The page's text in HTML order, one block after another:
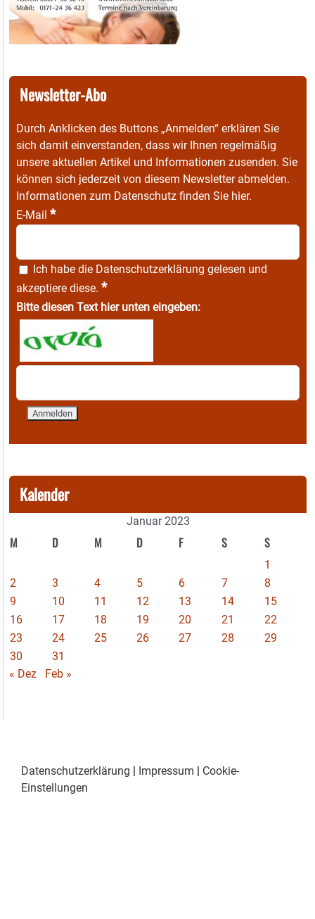
Newsletter-Abo
Durch Anklicken des Buttons „Anmelden“ erklären Sie
sich damit einverstanden, dass wir Ihnen regelmäßig
unsere aktuellen Artikel und Informationen zusenden. Sie
können sich jederzeit von diesem Newsletter abmelden.
Informationen zum Datenschutz finden Sie hier.
E-Mail *
Ich habe die Datenschutzerklärung gelesen und
akzeptiere diese. *
Bitte diesen Text hier unten eingeben:
Kalender
Januar 2023
M D M D F S S
1
2
3 4 5 6 7
8
9
10 11 12 13 14
15
16
17 18 19 20 21
22
23
24 25 26 27 28
29
30
31
« Dez
Feb »
Datenschutzerklärung Impressum
Cookie-
Einstellungen